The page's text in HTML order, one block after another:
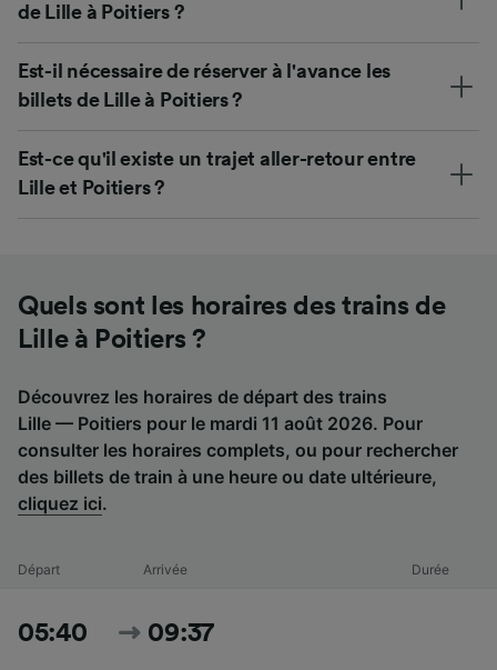
de Lille à Poitiers ?
Est-il nécessaire de réserver à l'avance les
billets de Lille à Poitiers ?
Est-ce qu'il existe un trajet aller-retour entre
Lille et Poitiers ?
Quels sont les horaires des trains de
Lille à Poitiers ?
Découvrez les horaires de départ des trains
Lille — Poitiers pour le mardi 11 août 2026. Pour
consulter les horaires complets, ou pour rechercher
des billets de train à une heure ou date ultérieure,
cliquez ici.
Départ Arrivée Durée
05:40 09:37